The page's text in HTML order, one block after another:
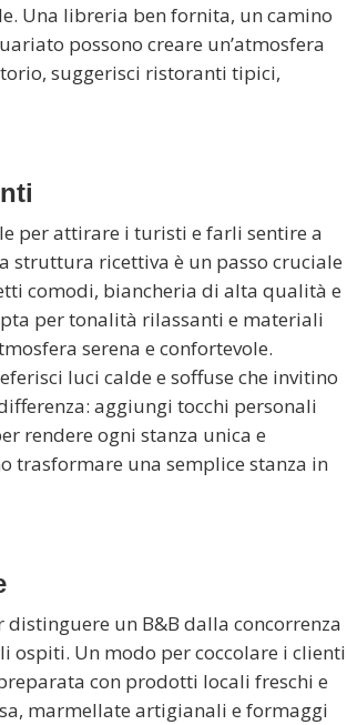
Una libreria ben fornita, un camino
possono creare un’atmosfera
suggerisci ristoranti tipici,
per attirare i turisti e farli sentire a
struttura ricettiva è un passo cruciale
comodi, biancheria di alta qualità e
per tonalità rilassanti e materiali
serena e confortevole.
luci calde e soffuse che invitino
aggiungi tocchi personali
rendere ogni stanza unica e
trasformare una semplice stanza in
un B&B dalla concorrenza
ospiti. Un modo per coccolare i clienti
con prodotti locali freschi e
marmellate artigianali e formaggi